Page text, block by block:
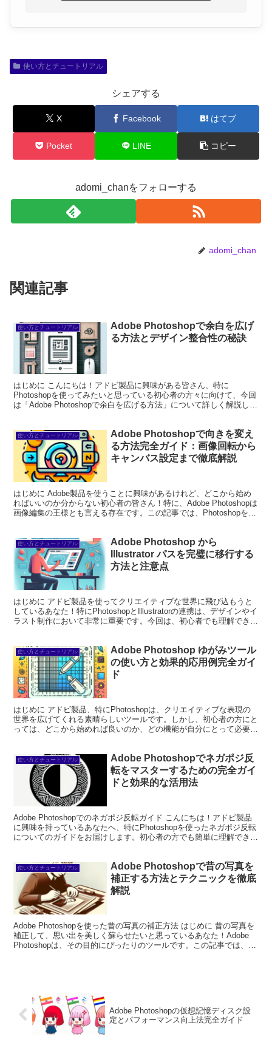
使い方とチュートリアル
シェアする
X Facebook はてブ
Pocket LINE コピー
adomi_chanをフォローする
adomi_chan
関連記事
使い方とチュートリアル
Adobe Photoshopで余白を広げ
る方法とデザイン整合性の秘訣
はじめに こんにちは！アドビ製品に興味がある皆さん、特に
Photoshopを使ってみたいと思っている初心者の方々に向けて、今回
は「Adobe Photoshopで余白を広げる方法」について詳しく解説して
使い方とチュートリアル
Adobe Photoshopで向きを変え
る方法完全ガイド：画像回転から
キャンバス設定まで徹底解説
はじめに Adobe製品を使うことに興味があるけれど、どこから始め
ればいいのか分からない初心者の皆さん！特に、Adobe Photoshopは
画像編集の王様とも言える存在です。この記事では、Photoshopを使
使い方とチュートリアル
Adobe Photoshop から
Illustrator パスを完璧に移行する
方法と注意点
はじめに アドビ製品を使ってクリエイティブな世界に飛び込もうと
しているあなた！特にPhotoshopとIllustratorの連携は、デザインやイ
ラスト制作において非常に重要です。今回は、初心者でも理解できる
使い方とチュートリアル
Adobe Photoshop ゆがみツール
の使い方と効果的応用例完全ガイ
ド
はじめに アドビ製品、特にPhotoshopは、クリエイティブな表現の
世界を広げてくれる素晴らしいツールです。しかし、初心者の方にと
っては、どこから始めれば良いのか、どの機能が自分にとって必要な
使い方とチュートリアル
Adobe Photoshopでネガポジ反
転をマスターするための完全ガイ
ドと効果的な活用法
Adobe Photoshopでのネガポジ反転ガイド こんにちは！アドビ製品
に興味を持っているあなたへ、特にPhotoshopを使ったネガポジ反転
についてのガイドをお届けします。初心者の方でも簡単に理解できる
使い方とチュートリアル
Adobe Photoshopで昔の写真を
補正する方法とテクニックを徹底
解説
Adobe Photoshopを使った昔の写真の補正方法 はじめに 昔の写真を
補正して、思い出を美しく蘇らせたいと思っているあなた！Adobe
Photoshopは、その目的にぴったりのツールです。この記事では、初
Adobe Photoshopの仮想記憶ディスク設
定とパフォーマンス向上法完全ガイド